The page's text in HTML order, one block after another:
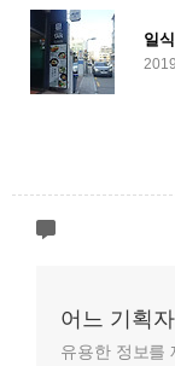
어느 기획
유용한 정보를